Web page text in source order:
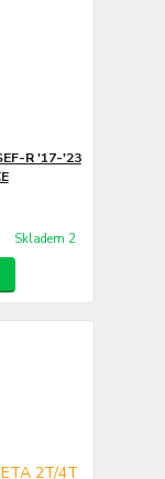
R '17-'23
Skladem 2